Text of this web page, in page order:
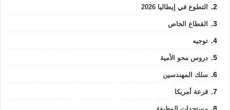
التطوع في إيطاليا 2026
القطاع الخاص
توجيه
دروس محو الأمية
سلك المهندسين
قرعة أمريكا